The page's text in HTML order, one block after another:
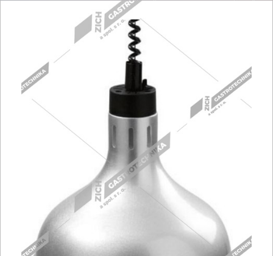
Fritézy
Pánve
Gastronádoby
PIZZA technologie
Grilovací desky - Grily
Prostředky-Změkčovače
Roboty